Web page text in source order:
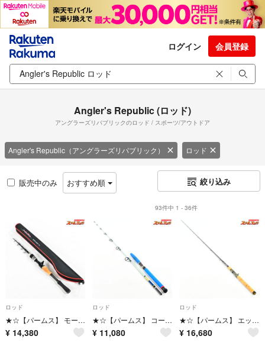
ログイン 会員登録
Angler's Republic (ロッド)
アングラーズリパブリックのロッド / スポーツ/アウトドア
Angler's Republic（アングラーズリパブリック） ロッド
販売中のみ おすすめ順 絞り込み
93件中 1 - 36件
ロッド
★☆【パームス】 モーラ MSGC-66MF/T5 テレスコ PALMS Molla ブラックバス K_105★☆v49252
¥ 14,380
ロッド
★☆【パームス】 コーラルスター CSP-8030 30LBクラス PALMS Coralstar GT キハダマグロ ヒラマサ K_230★☆v49248
¥ 11,080
ロッド
★☆【パームス】 エッジ プライド EPGC-768 テレスコピック PALMS EDGE PRIDE ブラックバス K_231★☆v48773
¥ 16,680